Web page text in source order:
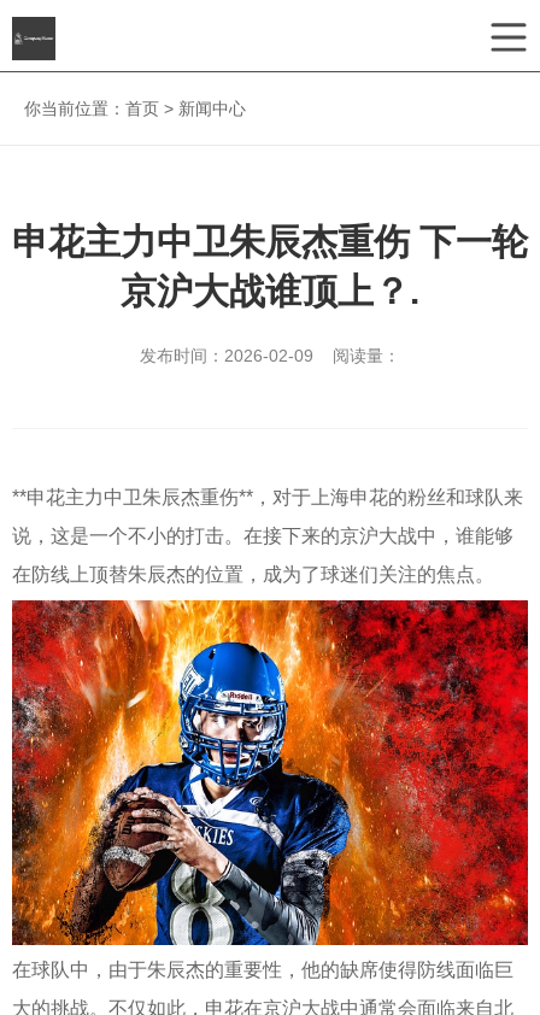
你当前位置： 首页 > 新闻中心
申花主力中卫朱辰杰重伤 下一轮
京沪大战谁顶上？.
发布时间：2026-02-09 阅读量：
**申花主力中卫朱辰杰重伤**，对于上海申花的粉丝和球队来
说，这是一个不小的打击。在接下来的京沪大战中，谁能够
在防线上顶替朱辰杰的位置，成为了球迷们关注的焦点。
在球队中，由于朱辰杰的重要性，他的缺席使得防线面临巨
大的挑战。不仅如此，申花在京沪大战中通常会面临来自北